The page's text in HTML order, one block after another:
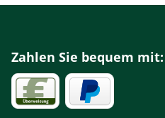
Zahlen Sie bequem mit: